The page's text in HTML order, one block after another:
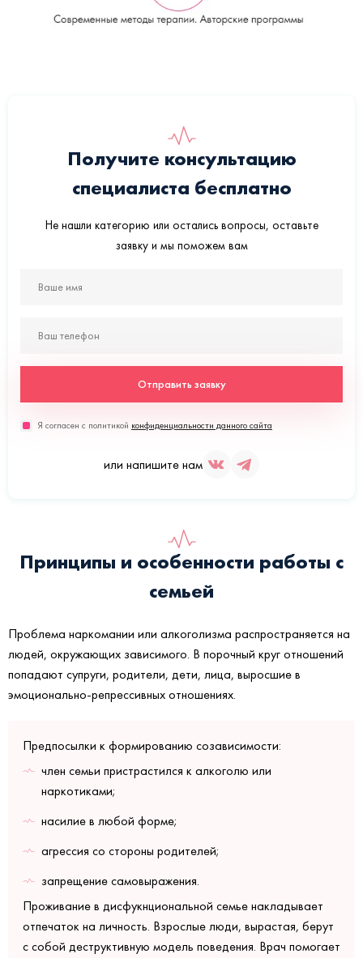
Получите консультацию
специалиста бесплатно
Не нашли категорию или остались вопросы, оставьте
заявку и мы поможем вам
Отправить заявку
Я согласен с политикой конфиденциальности данного сайта
или напишите нам
Принципы и особенности работы с
семьей
Проблема наркомании или алкоголизма распространяется на
людей, окружающих зависимого. В порочный круг отношений
попадают супруги, родители, дети, лица, выросшие в
эмоционально-репрессивных отношениях.
Предпосылки к формированию созависимости:
член семьи пристрастился к алкоголю или
наркотиками;
насилие в любой форме;
агрессия со стороны родителей;
запрещение самовыражения.
Проживание в дисфукнциональной семье накладывает
отпечаток на личность. Взрослые люди, вырастая, берут
с собой деструктивную модель поведения. Врач помогает